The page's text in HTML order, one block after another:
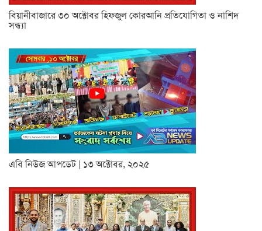
বিয়ানীবাজারে ৩০ অক্টোবর হিফজুল কোরআনি প্রতিযোগিতা ও নাশিদ
সন্ধ্যা
এবি নিউজ আপডেট | ১৩ অক্টোবর, ২০২৫